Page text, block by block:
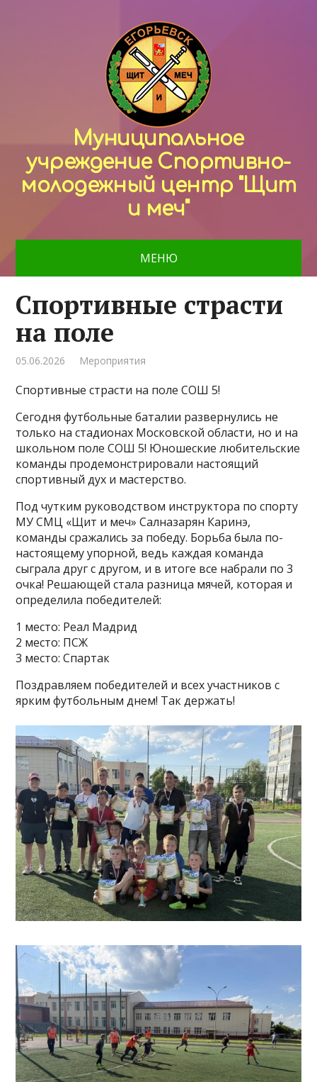
Муниципальное
учреждение Спортивно-
молодежный центр "Щит
и меч"
МЕНЮ
Спортивные страсти
на поле
05.06.2026 Мероприятия
Спортивные страсти на поле СОШ 5!
Сегодня футбольные баталии развернулись не
только на стадионах Московской области, но и на
школьном поле СОШ 5! Юношеские любительские
команды продемонстрировали настоящий
спортивный дух и мастерство.
Под чутким руководством инструктора по спорту
МУ СМЦ «Щит и меч» Салназарян Каринэ,
команды сражались за победу. Борьба была по-
настоящему упорной, ведь каждая команда
сыграла друг с другом, и в итоге все набрали по 3
очка! Решающей стала разница мячей, которая и
определила победителей:
1 место: Реал Мадрид
2 место: ПСЖ
3 место: Спартак
Поздравляем победителей и всех участников с
ярким футбольным днем! Так держать!